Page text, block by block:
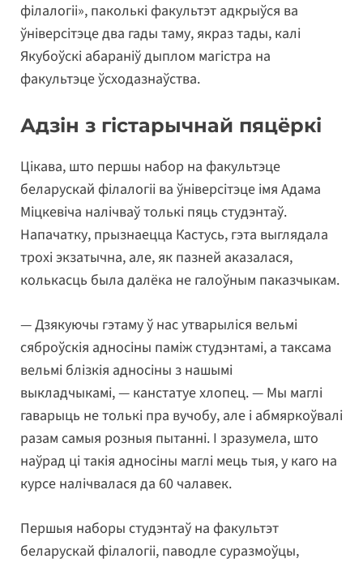
філалогіі», паколькі факультэт адкрыўся ва
ўніверсітэце два гады таму, якраз тады, калі
Якубоўскі абараніў дыплом магістра на
факультэце ўсходазнаўства.
Адзін з гістарычнай пяцёркі
Цікава, што першы набор на факультэце
беларускай філалогіі ва ўніверсітэце імя Адама
Міцкевіча налічваў толькі пяць студэнтаў.
Напачатку, прызнаецца Кастусь, гэта выглядала
трохі экзатычна, але, як пазней аказалася,
колькасць была далёка не галоўным паказчыкам.
— Дзякуючы гэтаму ў нас утварыліся вельмі
сяброўскія адносіны паміж студэнтамі, а таксама
вельмі блізкія адносіны з нашымі
выкладчыкамі, — канстатуе хлопец. — Мы маглі
гаварыць не толькі пра вучобу, але і абмяркоўвалі
разам самыя розныя пытанні. І зразумела, што
наўрад ці такія адносіны маглі мець тыя, у каго на
курсе налічвалася да 60 чалавек.
Першыя наборы студэнтаў на факультэт
беларускай філалогіі, паводле суразмоўцы,